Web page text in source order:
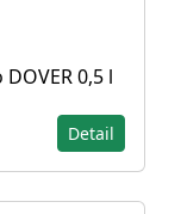
0,5 l
Detail